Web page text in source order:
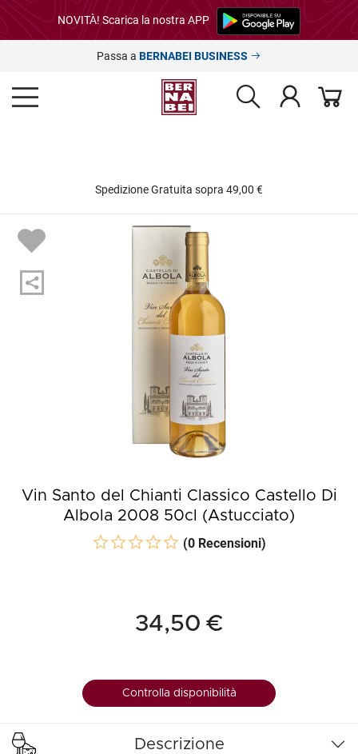
NOVITÀ! Scarica la nostra APP
Passa a BERNABEI BUSINESS
Spedizione Gratuita sopra 49,00 €
Vin Santo del Chianti Classico Castello Di
Albola 2008 50cl (Astucciato)
(0 Recensioni)
34,50 €
Controlla disponibilità
Descrizione